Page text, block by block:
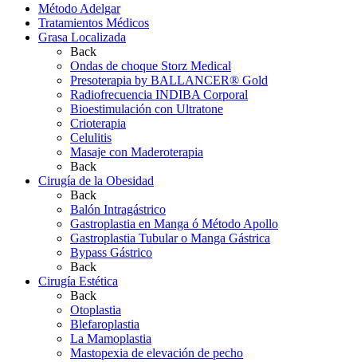
Método Adelgar
Tratamientos Médicos
Grasa Localizada
Back
Ondas de choque Storz Medical
Presoterapia by BALLANCER® Gold
Radiofrecuencia INDIBA Corporal
Bioestimulación con Ultratone
Crioterapia
Celulitis
Masaje con Maderoterapia
Back
Cirugía de la Obesidad
Back
Balón Intragástrico
Gastroplastia en Manga ó Método Apollo
Gastroplastia Tubular o Manga Gástrica
Bypass Gástrico
Back
Cirugía Estética
Back
Otoplastia
Blefaroplastia
La Mamoplastia
Mastopexia de elevación de pecho